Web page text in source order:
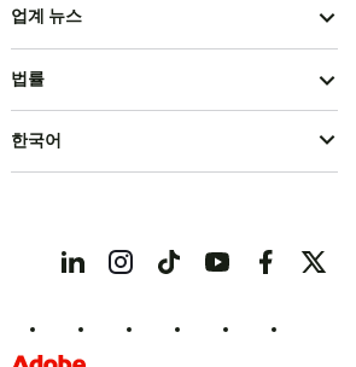
업계 뉴스
법률
한국어